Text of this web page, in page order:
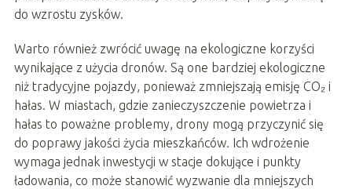
do wzrostu zysków.
Warto również zwrócić uwagę na ekologiczne korzyści
wynikające z użycia dronów. Są one bardziej ekologiczne
niż tradycyjne pojazdy, ponieważ zmniejszają emisję CO₂ i
hałas. W miastach, gdzie zanieczyszczenie powietrza i
hałas to poważne problemy, drony mogą przyczynić się
do poprawy jakości życia mieszkańców. Ich wdrożenie
wymaga jednak inwestycji w stacje dokujące i punkty
ładowania, co może stanowić wyzwanie dla mniejszych